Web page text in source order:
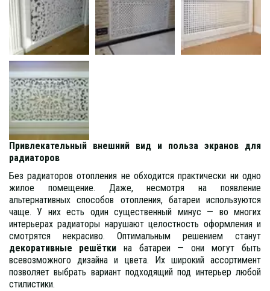
Привлекательный внешний вид и польза экранов для
радиаторов
Без радиаторов отопления не обходится практически ни одно
жилое помещение. Даже, несмотря на появление
альтернативных способов отопления, батареи используются
чаще. У них есть один существенный минус — во многих
интерьерах радиаторы нарушают целостность оформления и
смотрятся некрасиво. Оптимальным решением станут
декоративные решёткина батареи — они могут быть
всевозможного дизайна и цвета. Их широкий ассортимент
позволяет выбрать вариант подходящий под интерьер любой
стилистики.